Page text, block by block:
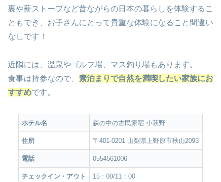
裏や薪ストーブなど昔ながらの日本の暮らしを体験するこ
ともでき、 お子さんにとって貴重な体験になること間違い
なしです！
近隣には、温泉やゴルフ場、マス釣り場もあります。
食事は持参なので、 素泊まりで自然を満喫したい家族にお
すすめです。
ホテル名 森の中の古民家宿 小萩野
住所 〒401-0201 山梨県上野原市秋山2093
電話 0554561006
チェックイン・アウト 15：00/11：00